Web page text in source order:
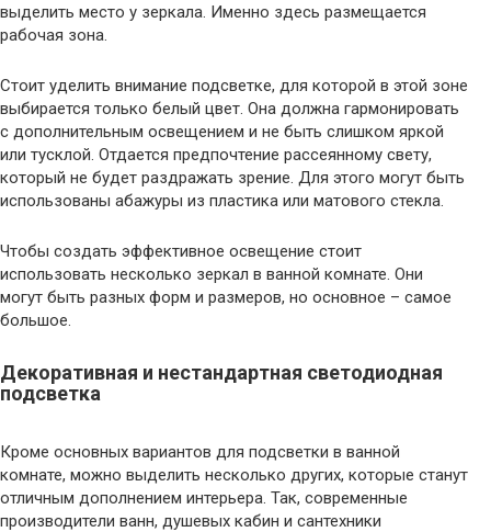
выделить место у зеркала. Именно здесь размещается
рабочая зона.
Стоит уделить внимание подсветке, для которой в этой зоне
выбирается только белый цвет. Она должна гармонировать
с дополнительным освещением и не быть слишком яркой
или тусклой. Отдается предпочтение рассеянному свету,
который не будет раздражать зрение. Для этого могут быть
использованы абажуры из пластика или матового стекла.
Чтобы создать эффективное освещение стоит
использовать несколько зеркал в ванной комнате. Они
могут быть разных форм и размеров, но основное – самое
большое.
Декоративная и нестандартная светодиодная
подсветка
Кроме основных вариантов для подсветки в ванной
комнате, можно выделить несколько других, которые станут
отличным дополнением интерьера. Так, современные
производители ванн, душевых кабин и сантехники